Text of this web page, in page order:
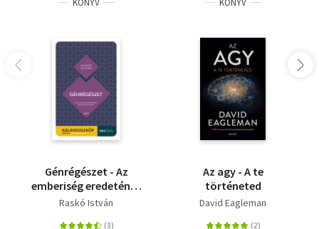
KÖNYV
Génrégészet - Az
emberiség eredetének
genetikai története
Raskó István
KÖNYV
Az agy - A te
történeted
David Eagleman